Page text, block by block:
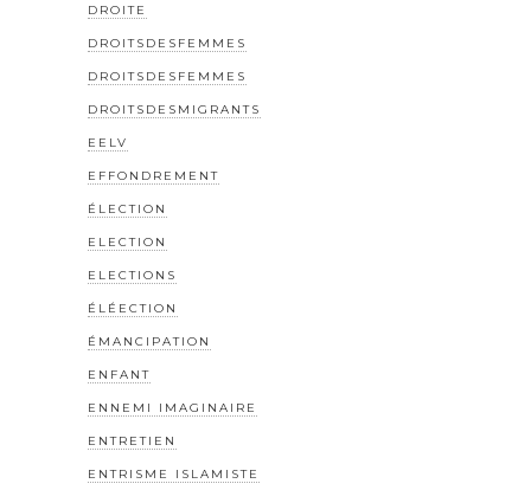
DROITE
DROITSDESFEMMES
DROITSDESFEMMES
DROITSDESMIGRANTS
EELV
EFFONDREMENT
ÉLECTION
ELECTION
ELECTIONS
ÉLÉECTION
ÉMANCIPATION
ENFANT
ENNEMI IMAGINAIRE
ENTRETIEN
ENTRISME ISLAMISTE